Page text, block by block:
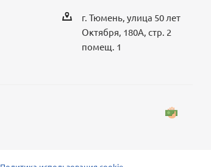
г. Тюмень, улица 50 лет
Октября, 180А, стр. 2
помещ. 1